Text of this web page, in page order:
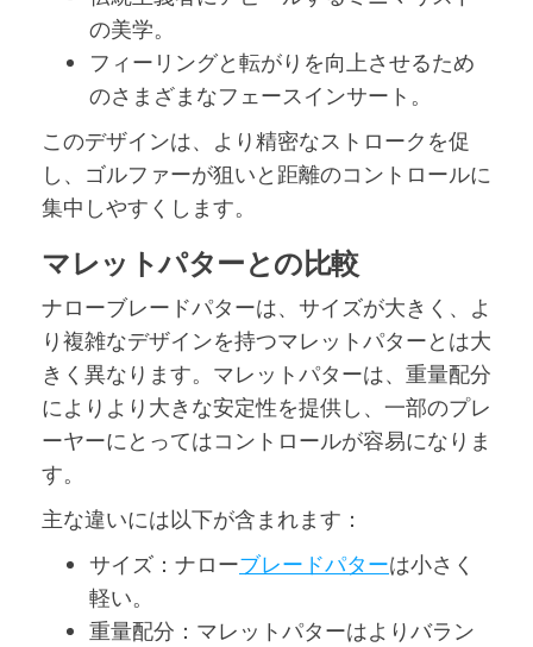
の美学。
フィーリングと転がりを向上させるため
のさまざまなフェースインサート。
このデザインは、より精密なストロークを促
し、ゴルファーが狙いと距離のコントロールに
集中しやすくします。
マレットパターとの比較
ナローブレードパターは、サイズが大きく、よ
り複雑なデザインを持つマレットパターとは大
きく異なります。マレットパターは、重量配分
によりより大きな安定性を提供し、一部のプレ
ーヤーにとってはコントロールが容易になりま
す。
主な違いには以下が含まれます：
サイズ：ナローブレードパターは小さく
軽い。
重量配分：マレットパターはよりバラン